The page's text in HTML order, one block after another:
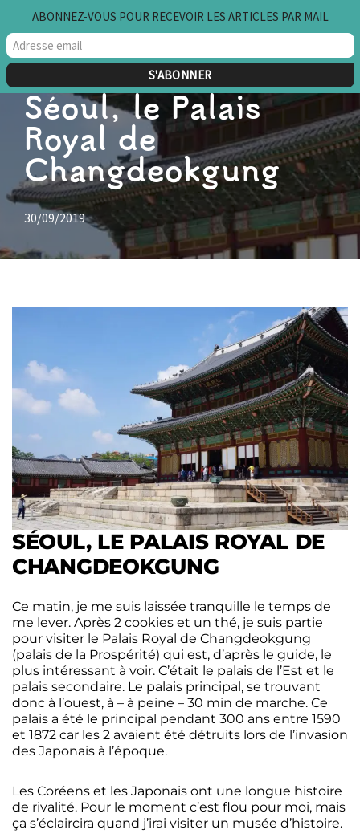
Aller
au
Séoul, le Palais
Royal de
Changdeokgung
30/09/2019
SÉOUL, LE PALAIS ROYAL DE
CHANGDEOKGUNG
Ce matin, je me suis laissée tranquille le temps de
me lever. Après 2 cookies et un thé, je suis partie
pour visiter le Palais Royal de Changdeokgung
(palais de la Prospérité) qui est, d’après le guide, le
plus intéressant à voir. C’était le palais de l’Est et le
palais secondaire. Le palais principal, se trouvant
donc à l’ouest, à – à peine – 30 min de marche. Ce
palais a été le principal pendant 300 ans entre 1590
et 1872 car les 2 avaient été détruits lors de l’invasion
des Japonais à l’époque.
Les Coréens et les Japonais ont une longue histoire
de rivalité. Pour le moment c’est flou pour moi, mais
ça s’éclaircira quand j’irai visiter un musée d’histoire.
ABONNEZ-VOUS POUR RECEVOIR LES ARTICLES PAR MAIL